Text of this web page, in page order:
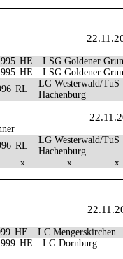
HE
LSG Goldener
HE
LSG Goldener
RL
LG Westerwald/TuS
Hachenburg
RL
LG Westerwald/TuS
Hachenburg
x x x
HE
LC Mengerskirchen
HE LG Dornburg